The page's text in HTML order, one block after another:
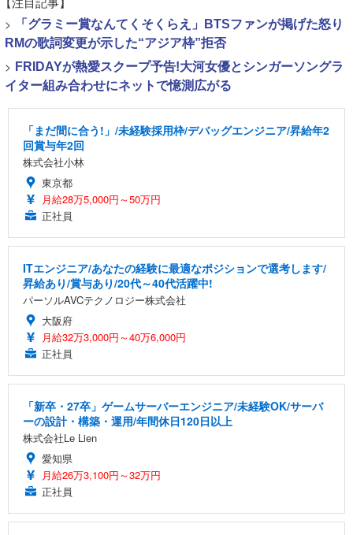
>
「グラミー賞なんてくそくらえ」BTSファンが掲げた怒り
RMの歌詞変更が示した“アジア枠”拒否
> FRIDAYが熱愛スクープ予告!大河女優とシンガーソングラ
イター組み合わせにネットで憶測広がる
「まだ間に合う!」/未経験採用枠/デバッグエンジニア/昇給年2
回賞与年2回
株式会社小林
東京都
月給28万5,000円～50万円
正社員
ITエンジニア/あなたの経験に最適なポジションで選考します/
昇給あり/賞与あり/20代～40代活躍中!
パーソルAVCテクノロジー株式会社
大阪府
月給32万3,000円～40万6,000円
正社員
「新卒・27卒」ゲームサーバーエンジニア/未経験OK/サーバ
ーの設計・構築・運用/年間休日120日以上
株式会社Le Lien
愛知県
月給26万3,100円～32万円
正社員